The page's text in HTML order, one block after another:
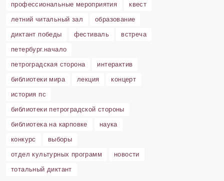
профессиональные мероприятия
квест
летний читальный зал
образование
диктант победы
фестиваль
встреча
петербург.начало
петроградская сторона
интерактив
библиотеки мира
лекция
концерт
история пс
библиотеки петроградской стороны
библиотека на карповке
наука
конкурс
выборы
отдел культурных программ
новости
тотальный диктант